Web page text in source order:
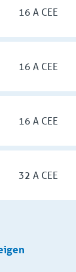
16 A CEE
16 A CEE
16 A CEE
32 A CEE